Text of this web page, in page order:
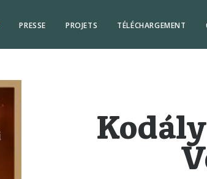
PRESSE PROJETS TÉLÉCHARGEMENT